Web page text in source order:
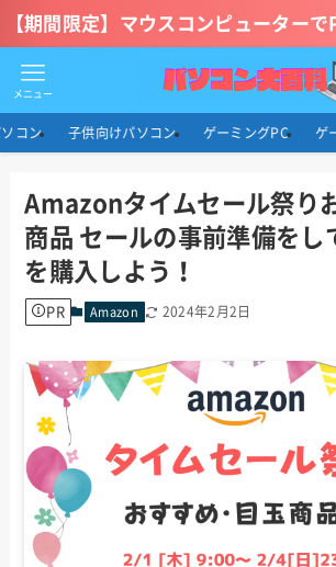
【期間限定】マウスコンピューターで
メニュー
コン 子供向けパソコン ゲーミングPC ゲ
Amazonタイムセール祭り
商品 セールの事前準備をし
を購入しよう！
PR Amazon 2024年2月2日